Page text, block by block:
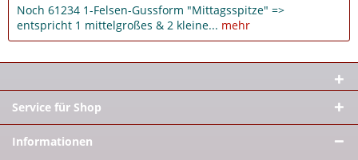
Noch 61234 1-Felsen-Gussform "Mittagsspitze" =>
entspricht 1 mittelgroßes & 2 kleine... mehr
Service für Shop
Informationen